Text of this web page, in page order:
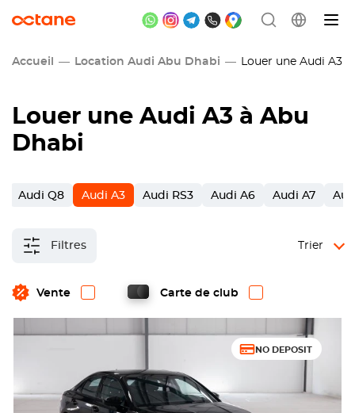
Accueil Location Audi Abu Dhabi Louer une Audi A3 à
Louer une Audi A3 à Abu
Dhabi
Audi Q8 Audi A3 Audi RS3 Audi A6 Audi A7
Filtres
Vente Carte de club
Trier
NO DEPOSIT